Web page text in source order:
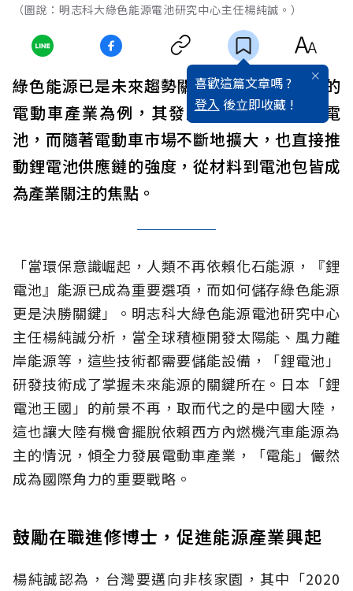
（圖說：明志科大綠色能源電池研究中心主任楊純誠。）
喜歡這篇文章嗎 ?
登入 後立即收藏 !
綠色能源已是未來趨勢關鍵產業。以最火熱的
電動車產業為例，其發展關鍵因素就在於電
池，而隨著電動車市場不斷地擴大，也直接推
動鋰電池供應鏈的強度，從材料到電池包皆成
為產業關注的焦點。
「當環保意識崛起，人類不再依賴化石能源，『鋰
電池』能源已成為重要選項，而如何儲存綠色能源
更是決勝關鍵」。明志科大綠色能源電池研究中心
主任楊純誠分析，當全球積極開發太陽能、風力離
岸能源等，這些技術都需要儲能設備，「鋰電池」
研發技術成了掌握未來能源的關鍵所在。日本「鋰
電池王國」的前景不再，取而代之的是中國大陸，
這也讓大陸有機會擺脫依賴西方內燃機汽車能源為
主的情況，傾全力發展電動車產業，「電能」儼然
成為國際角力的重要戰略。
鼓勵在職進修博士，促進能源產業興起
楊純誠認為，台灣要邁向非核家園，其中「2020